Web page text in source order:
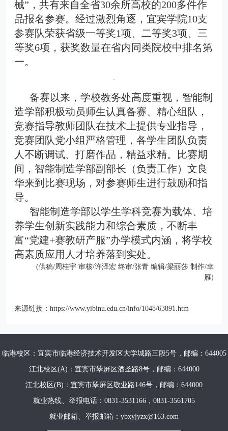
械”，共有来自全省30余所高校的200多件作
品报名参赛。经过激烈角逐，宜宾学院10支
参赛队荣获省级一等奖1项、二等奖3项、三
等奖6项，获奖数量在省内同类院校中排名第
一。
备赛以来，学校教务处高度重视，智能制
造学部积极动员师生认真备赛、精心组队，
竞赛指导教师团队在技术上提供专业指导，
竞赛团队党小组严格管理，各学生团队负责
人不断调试、打磨作品，精益求精。比赛期
间，智能制造学部副部长（负责工作）文良
华来到比赛现场，对参赛师生进行鼓励和指
导。
智能制造学部以学生学科竞赛为载体、培
养学生创新实践能力和综合素质，不断丰
富“党建+赛教研产服”办学模式内涵，将学校
高素质应用人才培养落到实处。
(供稿/周桂宇 审核/许泽宏 终审/张青 编辑/梁丽莎 制作/幸
雁)
来源链接： https://www.yibinu.edu.cn/info/1048/63891.htm
临港校区：宜宾市临港经济技术开发区大学城路三段5号，邮编：644005
江北校区(A)：宜宾市翠屏区酒圣路8号，邮编：644000
江北校区(B)：宜宾市翠屏区敬业路146号，邮编：644000
就业热线、举报电话：0831-3531166，0831-3561705
就业邮箱、举报邮箱：ybxyjyzx@163.com